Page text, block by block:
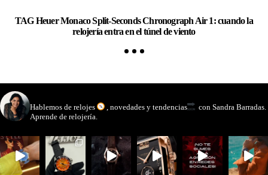
TAG Heuer Monaco Split-Seconds Chronograph Air 1: cuando la
relojería entra en el túnel de viento
Hablemos de relojes , novedades y tendencias
con Sandra Barradas.
Aprende de relojería.